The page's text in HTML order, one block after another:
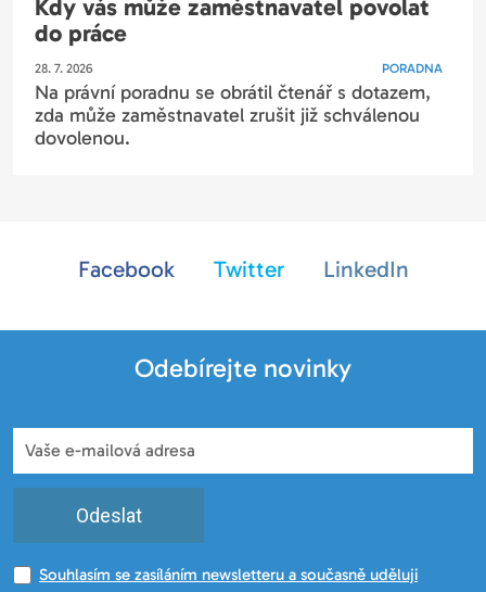
Kdy vás může zaměstnavatel povolat
do práce
28. 7. 2026 PORADNA
Na právní poradnu se obrátil čtenář s dotazem,
zda může zaměstnavatel zrušit již schválenou
dovolenou.
Facebook Twitter LinkedIn
Odebírejte novinky
Odeslat
Souhlasím se zasíláním newsletteru a současně uděluji